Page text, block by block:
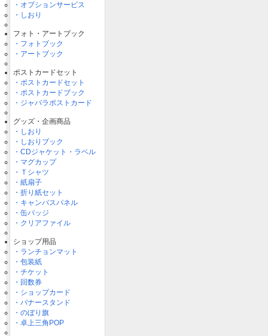
・オプションサービス
・しおり
フォト・アートブック
・フォトブック
・アートブック
ポストカードセット
・ポストカードセット
・ポストカードブック
・ジャバラポストカード
グッズ・企画商品
・しおり
・しおりブック
・CDジャケット・ラベル
・マグカップ
・Ｔシャツ
・紙扇子
・折り紙セット
・キャンバスパネル
・缶バッジ
・クリアファイル
ショップ用品
・ランチョンマット
・包装紙
・チケット
・回数券
・ショップカード
・バナースタンド
・のぼり旗
・卓上三角POP